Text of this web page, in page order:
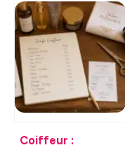
pour homme
comment choisir le
parfum qui vous
ressemble
Coiffeur :